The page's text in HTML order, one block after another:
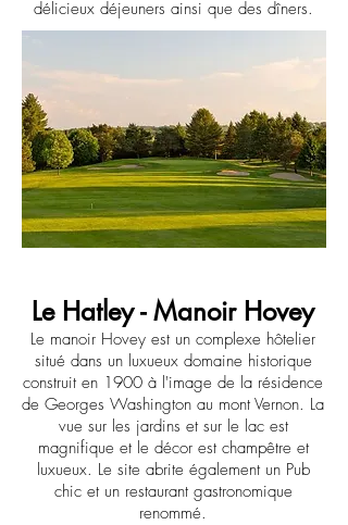
délicieux déjeuners ainsi que des dîners.
Le Hatley - Manoir Hovey
Le manoir Hovey est un complexe hôtelier
situé dans un luxueux domaine historique
construit en 1900 à l'image de la résidence
de Georges Washington au mont Vernon. La
vue sur les jardins et sur le lac est
magnifique et le décor est champêtre et
luxueux. Le site abrite également un Pub
chic et un restaurant gastronomique
renommé.